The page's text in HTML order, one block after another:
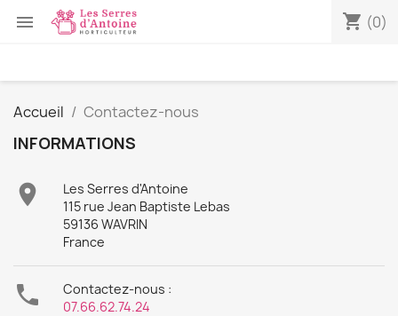
 shopping_cart (0)
Accueil Contactez-nous
INFORMATIONS

Les Serres d'Antoine
115 rue Jean Baptiste Lebas
59136 WAVRIN
France

Contactez-nous :
07.66.62.74.24